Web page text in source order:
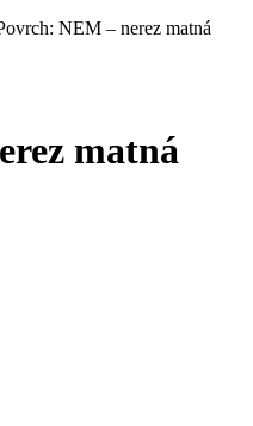
NEM – nerez matná
matná